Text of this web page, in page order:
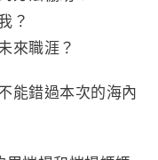
？
來職涯？
能錯過本次的海內